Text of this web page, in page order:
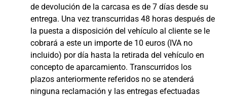
de devolución de la carcasa es de 7 días desde su
entrega. Una vez transcurridas 48 horas después de
la puesta a disposición del vehículo al cliente se le
cobrará a este un importe de 10 euros (IVA no
incluido) por día hasta la retirada del vehículo en
concepto de aparcamiento. Transcurridos los
plazos anteriormente referidos no se atenderá
ninguna reclamación y las entregas efectuadas